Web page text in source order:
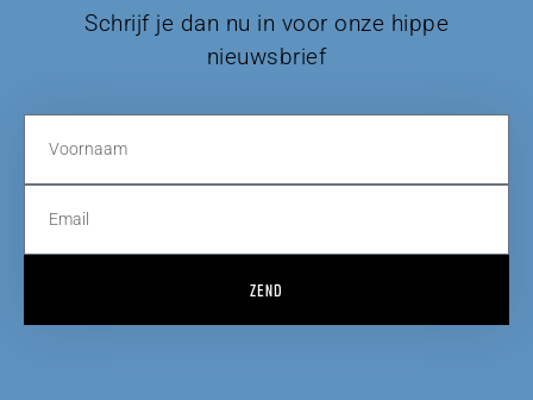
Schrijf je dan nu in voor onze hippe
nieuwsbrief
ZEND